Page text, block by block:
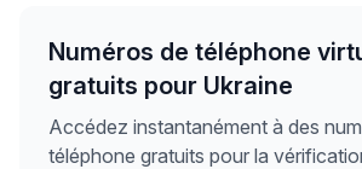
Numéros de téléphone
gratuits pour Ukraine
Accédez instantanément à des
téléphone gratuits pour la